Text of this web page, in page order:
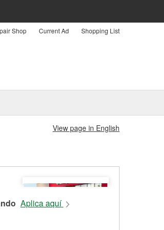
Shop Current Ad Shopping List
View page in English
Aplica aquí